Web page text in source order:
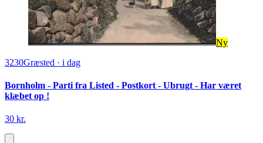
Ny
3230Græsted · i dag
Bornholm - Parti fra Listed - Postkort - Ubrugt - Har været
klæbet op !
30 kr.